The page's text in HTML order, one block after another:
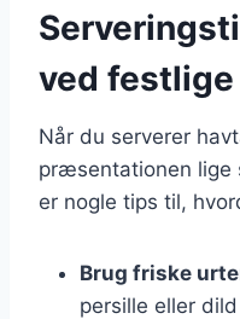
ved
Når du serverer
præsentationen lige
er nogle tips til,
Brug friske
persille eller